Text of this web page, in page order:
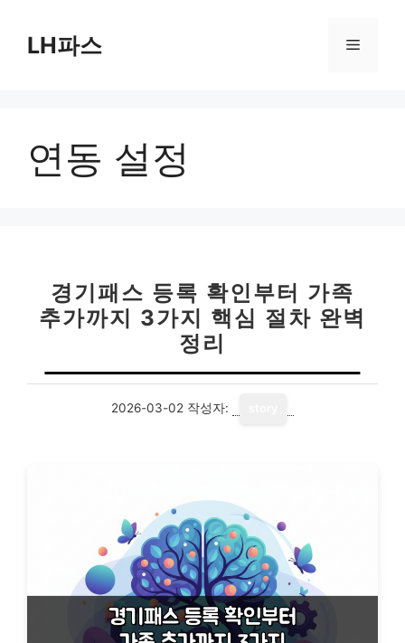
LH파스 메
연동 설정
경기패스 등록 확인부터 가족
추가까지 3가지 핵심 절차 완벽
정리
2026-03-02 작성자: